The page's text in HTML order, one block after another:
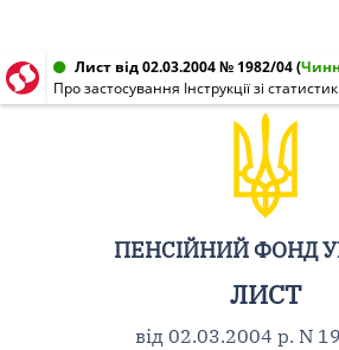
Лист від 02.03.2004 № 1982/04(
ПЕНСІЙНИЙ ФОНД
ЛИСТ
від 02.03.2004 р. N